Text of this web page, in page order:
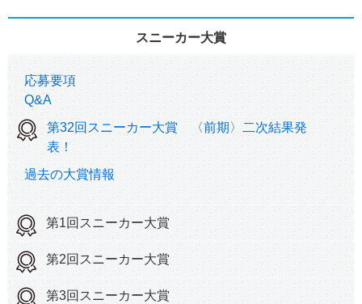
スニーカー大賞
応募要項
Q&A
第32回スニーカー大賞 〈前期〉二次結果発
表！
過去の大賞情報
第1回スニーカー大賞
第2回スニーカー大賞
第3回スニーカー大賞